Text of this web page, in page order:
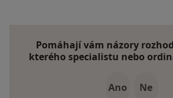
Pomáhají vám názory
kterého specialistu nebo
Ano Ne